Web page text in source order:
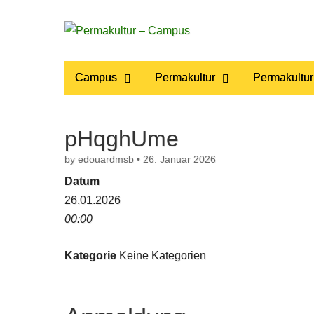
Permakultur
– Campus
Main
menu
Campus Permakultur
pHqghUme
by edouardmsb • 26. Januar 2026
Datum
26.01.2026
00:00
Kategorie Keine Kategorien